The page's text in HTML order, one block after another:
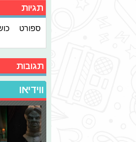
תגיות
ספורט
תגובות
ווידיאו